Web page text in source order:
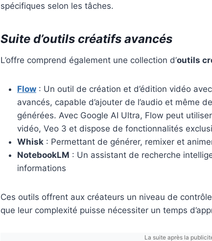
spécifiques selon les tâches.
Suite d’outils créatifs avancés
L’offre comprend également une collection d’outils
Flow : Un outil de création et d’édition vidéo
avancés, capable d’ajouter de l’audio et même
générées. Avec Google AI Ultra, Flow peut
vidéo, Veo 3 et dispose de fonctionnalités
Whisk : Permettant de générer, remixer et
NotebookLM : Un assistant de recherche
informations
Ces outils offrent aux créateurs un niveau de
que leur complexité puisse nécessiter un temps
La suite après la